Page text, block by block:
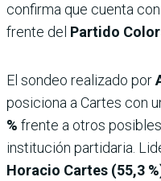
confirma que cuenta con
frente del Partido
El sondeo realizado por
posiciona a Cartes con
% frente a otros
institución partidaria.
Horacio Cartes (55,3